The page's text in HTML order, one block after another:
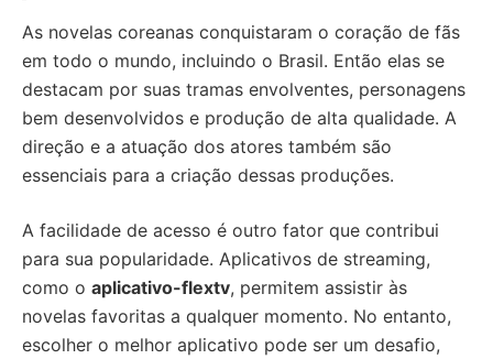
As novelas coreanas conquistaram o coração de fãs
em todo o mundo, incluindo o Brasil. Então elas se
destacam por suas tramas envolventes, personagens
bem desenvolvidos e produção de alta qualidade. A
direção e a atuação dos atores também são
essenciais para a criação dessas produções.
A facilidade de acesso é outro fator que contribui
para sua popularidade. Aplicativos de streaming,
como o aplicativo-flextv, permitem assistir às
novelas favoritas a qualquer momento. No entanto,
escolher o melhor aplicativo pode ser um desafio,